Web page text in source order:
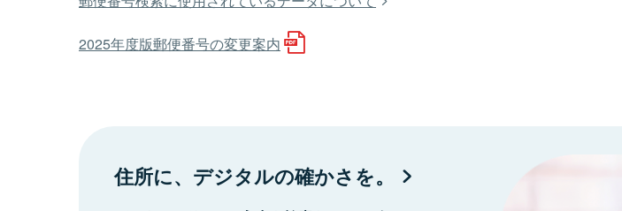
2025年度版郵便番号の変更案内
住所に、デジタルの確かさを。